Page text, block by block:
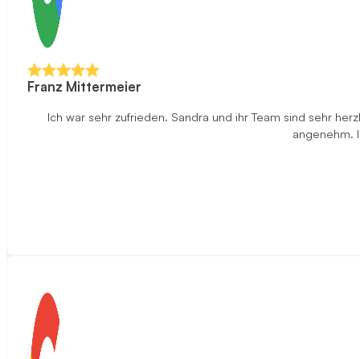
Franz Mittermeier
Ich war sehr zufrieden. Sandra und ihr Team sind sehr
angenehm.